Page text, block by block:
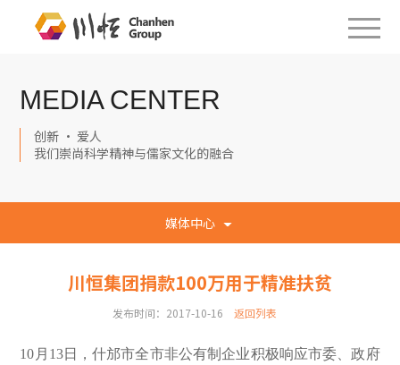
MEDIA CENTER
创新 · 爱人
我们崇尚科学精神与儒家文化的融合
媒体中心
川恒集团捐款100万用于精准扶贫
发布时间：2017-10-16 返回列表
10 月13日，什邡市全市非公有制企业积极响应市委、政府